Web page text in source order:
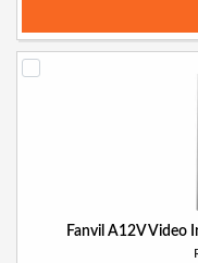
Fanvil A12V Video